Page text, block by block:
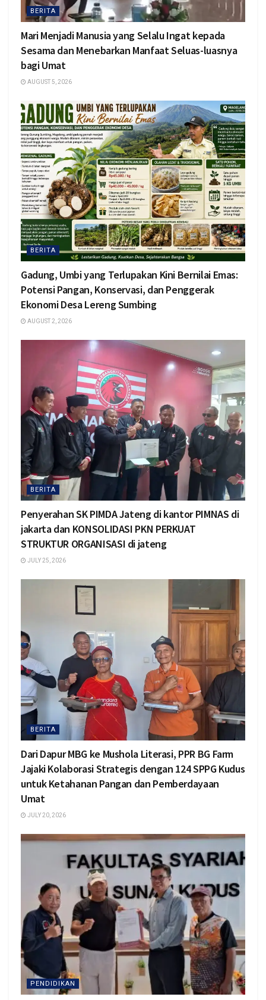
BERITA
Mari Menjadi Manusia yang Selalu Ingat kepada
Sesama dan Menebarkan Manfaat Seluas-luasnya
bagi Umat
AUGUST 5, 2026
BERITA
Gadung, Umbi yang Terlupakan Kini Bernilai Emas:
Potensi Pangan, Konservasi, dan Penggerak
Ekonomi Desa Lereng Sumbing
AUGUST 2, 2026
BERITA
Penyerahan SK PIMDA Jateng di kantor PIMNAS di
jakarta dan KONSOLIDASI PKN PERKUAT
STRUKTUR ORGANISASI di jateng
JULY 25, 2026
BERITA
Dari Dapur MBG ke Mushola Literasi, PPR BG Farm
Jajaki Kolaborasi Strategis dengan 124 SPPG Kudus
untuk Ketahanan Pangan dan Pemberdayaan
Umat
JULY 20, 2026
PENDIDIKAN